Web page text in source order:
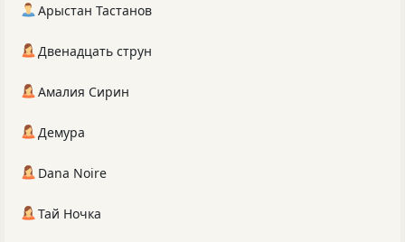
Арыстан Тастанов
Двенадцать струн
Амалия Сирин
Демура
Dana Noire
Тай Ночка